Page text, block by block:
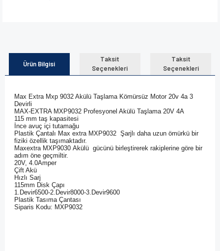
Ürün Bilgisi
Taksit
Seçenekleri
Taksit
Seçenekleri
Max Extra Mxp 9032 Akülü Taşlama Kömürsüz Motor 20v 4a 3
Devirli
MAX-EXTRA MXP9032 Profesyonel Akülü Taşlama 20V 4A
115 mm taş kapasitesi
İnce avuç içi tutamağu
Plastik Çantalı Max extra MXP9032 Şarjlı daha uzun ömürkü bir
fiziki özellik taşımaktadır.
Maxextra MXP9030 Akülü gücünü birleştirerek rakiplerine göre bir
adım öne geçmiltir.
20V, 4.0Amper
Çift Akü
Hızlı Sarj
115mm Disk Çapı
1.Devir6500-2.Devir8000-3.Devir9600
Plastik Tasıma Çantası
Siparis Kodu: MXP9032